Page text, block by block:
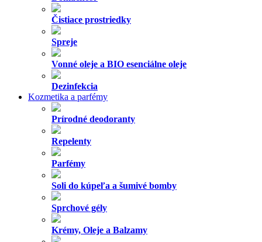
Čistiace prostriedky
Spreje
Vonné oleje a BIO esenciálne oleje
Dezinfekcia
Kozmetika a parfémy
Prírodné deodoranty
Repelenty
Parfémy
Soli do kúpeľa a šumivé bomby
Sprchové gély
Krémy, Oleje a Balzamy